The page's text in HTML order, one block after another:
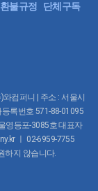
환불규정
단체구독
컴퍼니 | 주소 : 서울시
록번호 571-88-01095
영등포-3085호 대표자
ㅣ 02-6959-7755
하지 않습니다.